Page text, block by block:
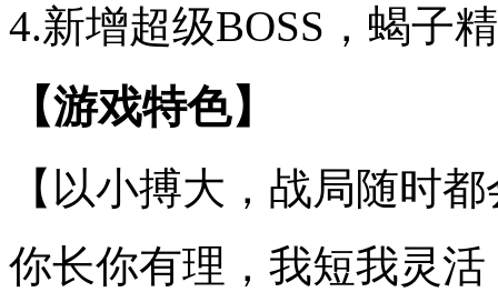
4.新增超级BOSS，蝎子
【游戏特色】
【以小搏大，战局随时
你长你有理，我短我灵